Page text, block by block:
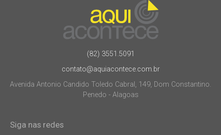
(82) 3551.5091
contato@aquiacontece.com.br
Avenida Antonio Candido Toledo Cabral, 149, Dom Constantino.
Penedo - Alagoas
Siga nas redes